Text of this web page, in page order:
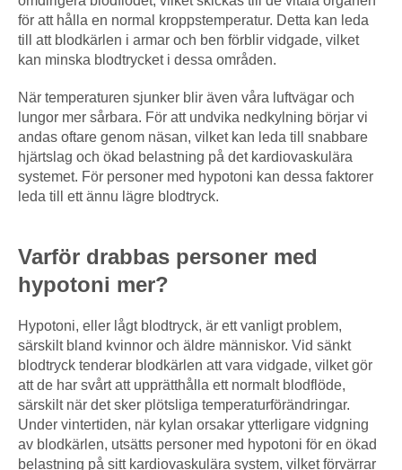
för att hålla en normal kroppstemperatur. Detta kan leda
till att blodkärlen i armar och ben förblir vidgade, vilket
kan minska blodtrycket i dessa områden.
När temperaturen sjunker blir även våra luftvägar och
lungor mer sårbara. För att undvika nedkylning börjar vi
andas oftare genom näsan, vilket kan leda till snabbare
hjärtslag och ökad belastning på det kardiovaskulära
systemet. För personer med hypotoni kan dessa faktorer
leda till ett ännu lägre blodtryck.
Varför drabbas personer med
hypotoni mer?
Hypotoni, eller lågt blodtryck, är ett vanligt problem,
särskilt bland kvinnor och äldre människor. Vid sänkt
blodtryck tenderar blodkärlen att vara vidgade, vilket gör
att de har svårt att upprätthålla ett normalt blodflöde,
särskilt när det sker plötsliga temperaturförändringar.
Under vintertiden, när kylan orsakar ytterligare vidgning
av blodkärlen, utsätts personer med hypotoni för en ökad
belastning på sitt kardiovaskulära system, vilket förvärrar